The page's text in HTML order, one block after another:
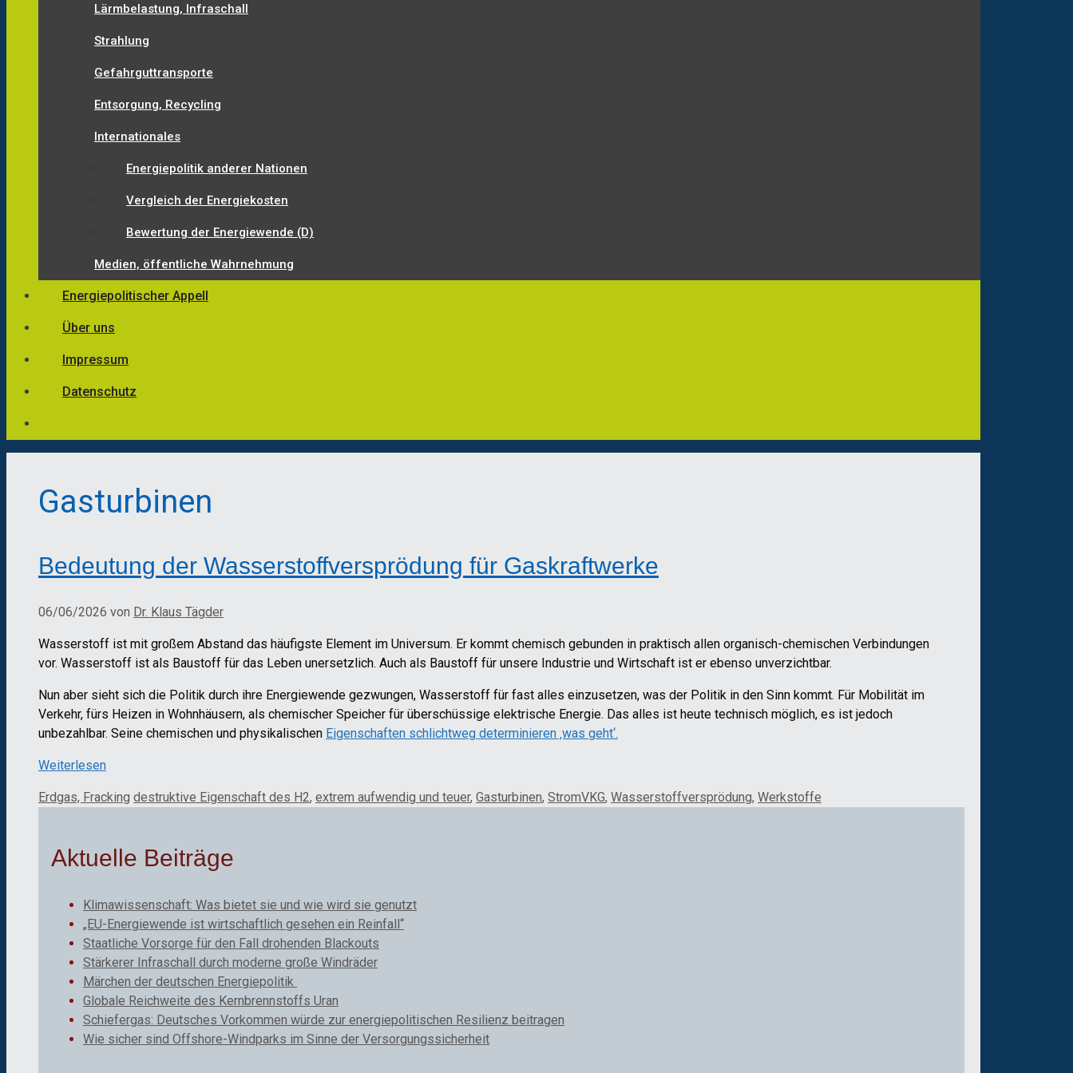
Lärmbelastung, Infraschall
Strahlung
Gefahrguttransporte
Entsorgung, Recycling
Internationales
Energiepolitik anderer Nationen
Vergleich der Energiekosten
Bewertung der Energiewende (D)
Medien, öffentliche Wahrnehmung
Energiepolitischer Appell
Über uns
Impressum
Datenschutz
Gasturbinen
Bedeutung der Wasserstoffversprödung für Gaskraftwerke
06/06/2026 von Dr. Klaus Tägder
Wasserstoff ist mit großem Abstand das häufigste Element im Universum. Er kommt chemisch gebunden in praktisch allen organisch-chemischen Verbindungen
vor. Wasserstoff ist als Baustoff für das Leben unersetzlich. Auch als Baustoff für unsere Industrie und Wirtschaft ist er ebenso unverzichtbar.
Nun aber sieht sich die Politik durch ihre Energiewende gezwungen, Wasserstoff für fast alles einzusetzen, was der Politik in den Sinn kommt. Für Mobilität im
Verkehr, fürs Heizen in Wohnhäusern, als chemischer Speicher für überschüssige elektrische Energie. Das alles ist heute technisch möglich, es ist jedoch
unbezahlbar. Seine chemischen und physikalischen Eigenschaften schlichtweg determinieren ‚was geht‘.
Weiterlesen
Kategorien
Erdgas, Fracking Schlagwörter
destruktive Eigenschaft des H2, extrem aufwendig und teuer, Gasturbinen, StromVKG, Wasserstoffversprödung, Werkstoffe
Aktuelle Beiträge
Klimawissenschaft: Was bietet sie und wie wird sie genutzt
„EU-Energiewende ist wirtschaftlich gesehen ein Reinfall“
Staatliche Vorsorge für den Fall drohenden Blackouts
Stärkerer Infraschall durch moderne große Windräder
Märchen der deutschen Energiepolitik
Globale Reichweite des Kernbrennstoffs Uran
Schiefergas: Deutsches Vorkommen würde zur energiepolitischen Resilienz beitragen
Wie sicher sind Offshore-Windparks im Sinne der Versorgungssicherheit